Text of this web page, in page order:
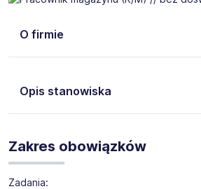
O firmie
Opis stanowiska
Miejsce pracy: Gądki (darmowy dojazd)
Zakres obowiązków
Zadania: